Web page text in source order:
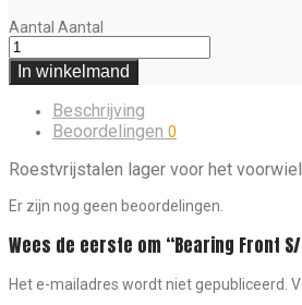
Aantal Aantal
In winkelmand
Beschrijving
Beoordelingen 0
Roestvrijstalen lager voor het
Er zijn nog geen beoordelingen.
Wees de eerste om “Bearing Front
Het e-mailadres wordt niet gepubliceerd.